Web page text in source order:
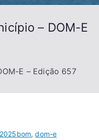
– DOM-E
E – Edição 657
bom,dom-e